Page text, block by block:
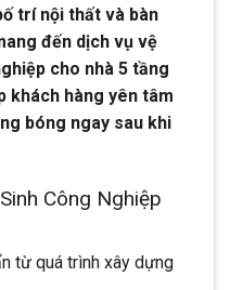
trí nội thất và bàn
đến dịch vụ vệ
cho nhà 5 tầng
khách hàng yên tâm
bóng ngay sau khi
Công Nghiệp
từ quá trình xây dựng